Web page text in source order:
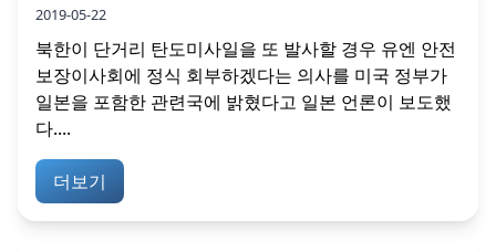
2019-05-22
북한이 단거리 탄도미사일을 또 발사할 경우 유엔 안전
보장이사회에 정식 회부하겠다는 의사를 미국 정부가
일본을 포함한 관련국에 밝혔다고 일본 언론이 보도했
다....
더보기